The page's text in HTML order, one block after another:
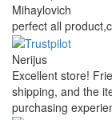
Mihaylovich
perfect all
Nerijus
Excellent store!
shipping, and the
purchasing